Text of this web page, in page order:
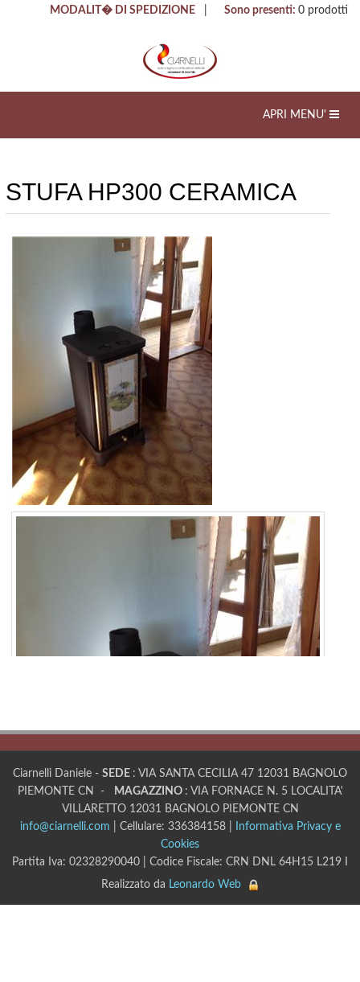
MODALIT� DI SPEDIZIONE
Sono presenti: 0 prodotti
Toggle
APRI MENU'
STUFA HP300 CERAMICA
Ciarnelli Daniele - SEDE : VIA SANTA CECILIA 47 12031 BAGNOLO
PIEMONTE CN -
MAGAZZINO : VIA FORNACE N. 5 LOCALITA'
VILLARETTO 12031 BAGNOLO PIEMONTE CN
info@ciarnelli.com | Cellulare: 336384158 |
Informativa Privacy e
Cookies
Partita Iva: 02328290040 | Codice Fiscale: CRN DNL 64H15 L219 I
Realizzato da Leonardo Web